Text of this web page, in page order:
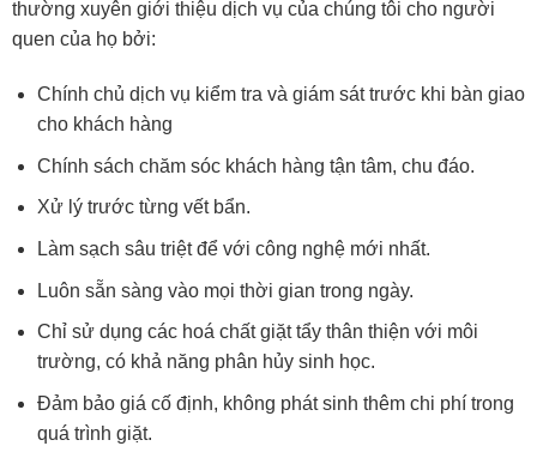
thường xuyên giới thiệu dịch vụ của chúng tôi cho người
quen của họ bởi:
Chính chủ dịch vụ kiểm tra và giám sát trước khi bàn giao
cho khách hàng
Chính sách chăm sóc khách hàng tận tâm, chu đáo.
Xử lý trước từng vết bẩn.
Làm sạch sâu triệt để với công nghệ mới nhất.
Luôn sẵn sàng vào mọi thời gian trong ngày.
Chỉ sử dụng các hoá chất giặt tẩy thân thiện với môi
trường, có khả năng phân hủy sinh học.
Đảm bảo giá cố định, không phát sinh thêm chi phí trong
quá trình giặt.